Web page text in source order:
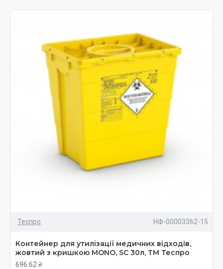
Теспро НФ-00003362-15
Контейнер для утилізації медичних відходів,
жовтий з кришкою MONO, SC 30л, ТМ Теспро
696.62 ₴